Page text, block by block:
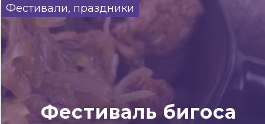
#билеты без комиссии
Сегодня
Концерты Детям Выставки
Фестивали, праздники
Фестиваль бигоса